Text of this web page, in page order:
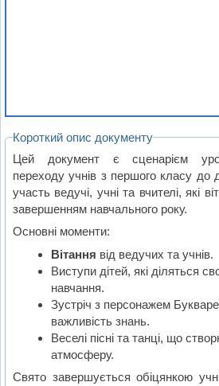
Короткий опис документу
Цей документ є сценарієм
переходу учнів з першого класу до
участь ведучі, учні та вчителі, які
завершенням навчального року.
Основні моменти:
Вітання від ведучих та учнів.
Виступи дітей, які діляться
навчання.
Зустріч з персонажем
важливість знань.
Веселі пісні та танці, що
атмосферу.
Свято завершується обіцянкою